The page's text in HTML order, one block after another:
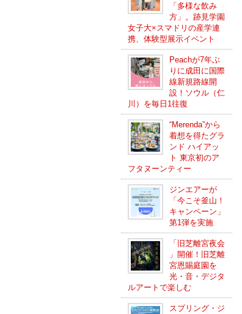
「多様な飲み
方」。跡見学園
女子大×スマドリの産学連
携、体験型展示イベント
Peachが7年ぶ
りに成田に国際
線新規路線開
設！ソウル（仁
川）を毎日1往復
“Merenda”から
着想を得たグラ
ンド ハイアッ
ト 東京初のア
フタヌーンティー
ジンエアーが
「今こそ釜山！
キャンペーン」
第1弾を実施
「旧芝離宮夜会
」開催！旧芝離
宮恩賜庭園を
光・音・デジタ
ルアートで楽しむ
スプリング・ジ